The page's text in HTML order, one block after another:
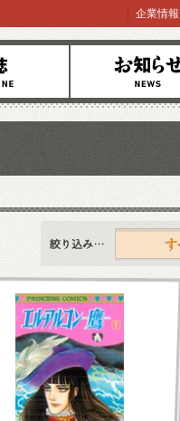
お知らせ
企業情報
すべて